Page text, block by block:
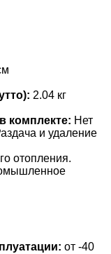
2.04 кг
комплекте: Нет
и удаление
отопления.
от -40